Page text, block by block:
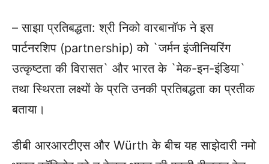
– साझा प्रतिबद्धता: श्री निको वारबानॉफ ने इस
पार्टनरशिप (partnership) को `जर्मन इंजीनियरिंग
उत्कृष्टता की विरासत` और भारत के `मेक-इन-इंडिया`
तथा स्थिरता लक्ष्यों के प्रति उनकी प्रतिबद्धता का प्रतीक
बताया।
डीबी आरआरटीएस और Würth के बीच यह साझेदारी नमो